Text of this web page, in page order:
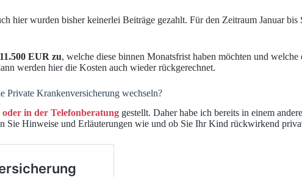
hier wurden bisher keinerlei Beiträge gezahlt. Für den Zeitraum Januar
EUR zu, welche diese binnen Monatsfrist haben möchten und
werden hier die Kosten auch wieder rückgerechnet.
Krankenversicherung wechseln?
in der Telefonberatung gestellt. Daher habe ich bereits in einem
Hinweise und Erläuterungen wie und ob Sie Ihr Kind rückwirkend